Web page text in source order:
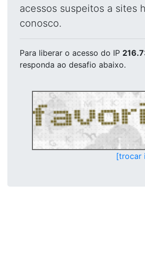
acessos suspeitos a sites
conosco.
Para liberar o acesso do IP
responda ao desafio abaixo.
[trocar